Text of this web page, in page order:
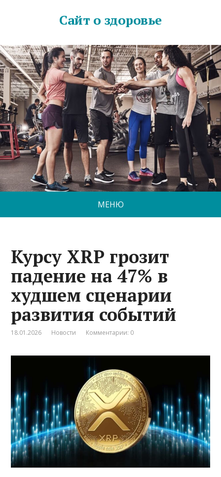
Сайт о здоровье
МЕНЮ
Курсу XRP грозит
падение на 47% в
худшем сценарии
развития событий
18.01.2026 Новости Комментарии: 0